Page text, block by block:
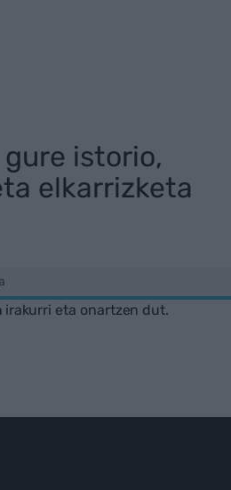
istorio,
elkarrizketa
irakurri eta onartzen dut.